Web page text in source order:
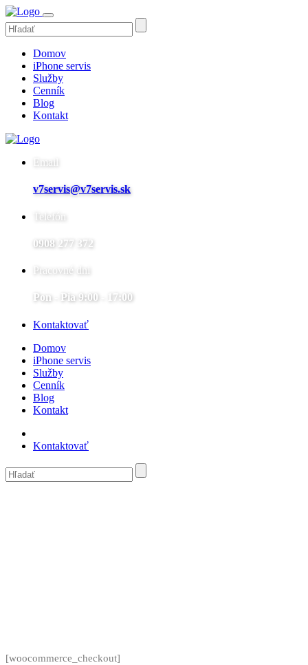
Domov
iPhone servis
Služby
Cenník
Blog
Kontakt
Email
v7servis@v7servis.sk
Telefón
0908 277 372
Pracovné dni
Pon - Pia 9:00 - 17:00
Kontaktovať
Domov
iPhone servis
Služby
Cenník
Blog
Kontakt
Kontaktovať
[woocommerce_checkout]